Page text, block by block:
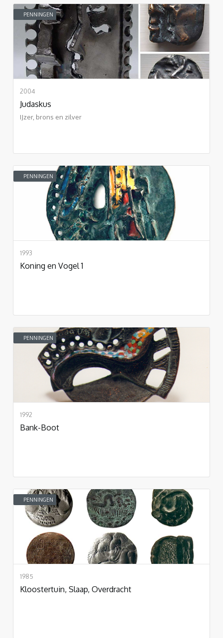
PENNINGEN
2004
Judaskus
IJzer, brons en zilver
PENNINGEN
1993
Koning en Vogel 1
PENNINGEN
1992
Bank-Boot
PENNINGEN
1985
Kloostertuin, Slaap, Overdracht